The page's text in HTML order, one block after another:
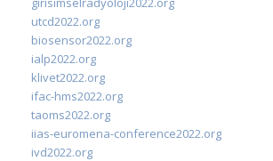
utcd2022.org
biosensor2022.org
ialp2022.org
klivet2022.org
ifac-hms2022.org
taoms2022.org
iias-euromena-conference2022.org
ivd2022.org